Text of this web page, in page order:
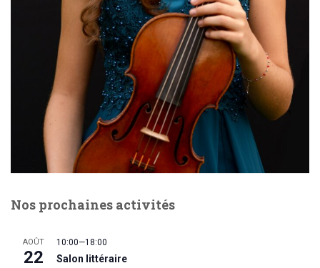
Nos prochaines activités
AOÛT
22
10:00—18:00
Salon littéraire